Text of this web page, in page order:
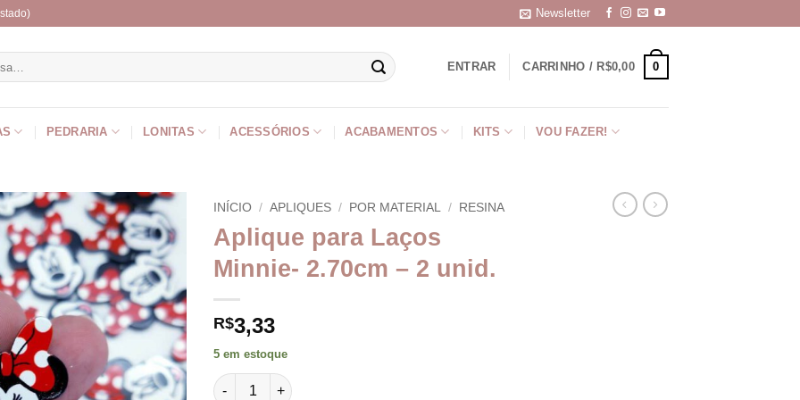
Newsletter
ENTRAR CARRINHO / R$0,00 0
PEDRARIA LONITAS ACESSÓRIOS ACABAMENTOS KITS VOU FAZER!
INÍCIO / APLIQUES / POR MATERIAL / RESINA
Aplique para Laços
Minnie- 2.70cm – 2 unid.
R$3,33
5 em estoque
Aplique para Laços Minnie- 2.70cm - 2 unid. quantidade